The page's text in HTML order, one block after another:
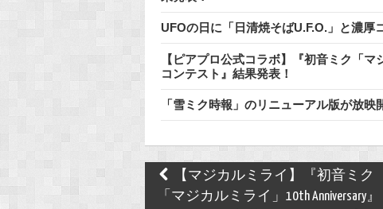
UFOの日に「日清焼そばU.F.O.」と濃厚
【ピアプロ公式コラボ】『初音ミク「
コンテスト』結果発表！
「雪ミク時報」のリニューアル版が放
Post
navigation
【マジカルミライ】『初音ミク
「マジカルミライ」10th Anniversary』